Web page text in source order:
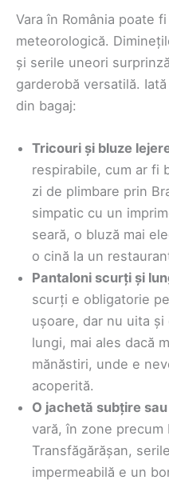
Vara în România poate
meteorologică.
și serile uneori
garderobă versatilă.
din bagaj:
Tricouri și bluze
respirabile, cum ar fi
zi de plimbare prin
simpatic cu un
seară, o bluză mai
o cină la un
Pantaloni scurți și
scurți e obligatorie
ușoare, dar nu uita
lungi, mai ales dacă
mănăstiri, unde e
acoperită.
O jachetă subțire
vară, în zone precum
Transfăgărășan,
impermeabilă e un